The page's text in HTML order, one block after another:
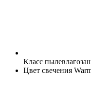
Класс
Цвет свечения